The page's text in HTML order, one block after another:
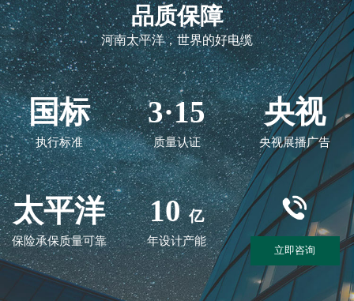
品质保障
河南太平洋，世界的好电缆
国标
执行标准
3·15
质量认证
央视
央视展播广告
太平洋
保险承保质量可靠
10 亿
年设计产能
立即咨询